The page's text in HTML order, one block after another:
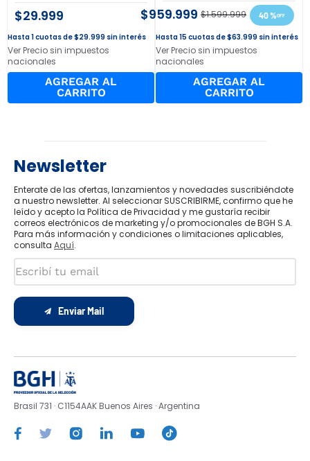
$29.999
1 $29.999 sin interés
Ver Precio sin impuestos
nacionales
AGREGAR AL
CARRITO
40 %
$959.999 $1.599.999
15 $63.999 sin interés
Ver Precio sin impuestos
nacionales
AGREGAR AL
CARRITO
Newsletter
Enterate de las ofertas, lanzamientos y novedades suscribiéndote
a nuestro newsletter. Al seleccionar SUSCRIBIRME, confirmo que he
leído y acepto la Política de Privacidad y me gustaría recibir
correos electrónicos de marketing y/o promocionales de BGH S.A.
Para más información y condiciones o limitaciones aplicables,
consulta Aquí.
Enviar Mail
Brasil 731 · C1154AAK Buenos Aires · Argentina